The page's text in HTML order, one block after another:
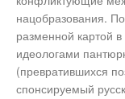
нацобразования.
разменной картой
идеологами
(превратившихся
спонсируемый